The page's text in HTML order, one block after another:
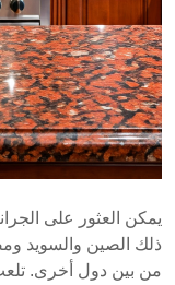
في التصاميم
تجعل متانة
قيمًا لتطبيقات
ذلك الصين والسويد
من بين دول أخرى.